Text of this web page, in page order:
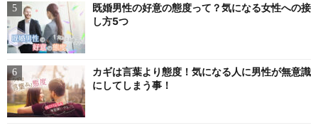
既婚男性の好意の態度って？気になる女性への接
し方5つ
カギは言葉より態度！気になる人に男性が無意識
にしてしまう事！